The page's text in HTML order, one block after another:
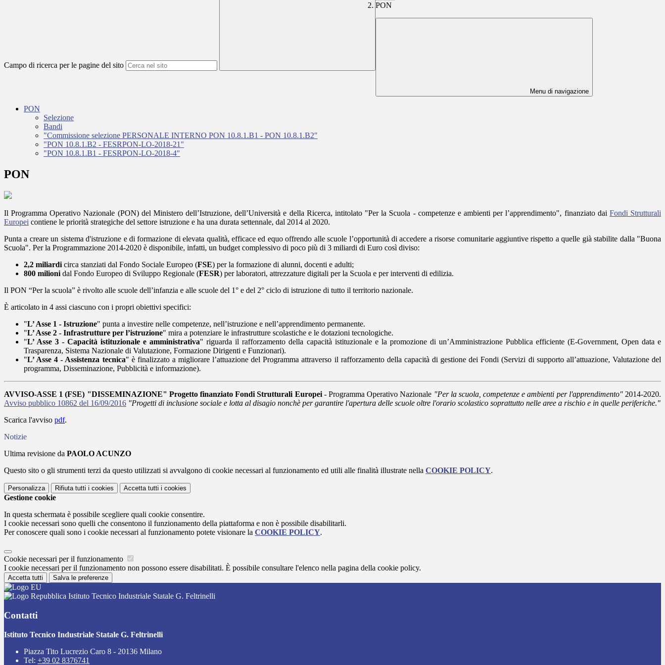
Campo di ricerca per le pagine del sito
PON
Menu di navigazione
PON
Selezione
Bandi
"Commissione selezione PERSONALE INTERNO PON 10.8.1.B1 - PON 10.8.1.B2"
"PON 10.8.1.B2 - FESRPON-LO-2018-21"
"PON 10.8.1.B1 - FESRPON-LO-2018-4"
PON
Il Programma Operativo Nazionale (PON) del Ministero dell’Istruzione, dell’Università e della Ricerca, intitolato "Per la Scuola - competenze e ambienti per l’apprendimento", finanziato dai Fondi Strutturali
Europei contiene le priorità strategiche del settore istruzione e ha una durata settennale, dal 2014 al 2020.
Punta a creare un sistema d'istruzione e di formazione di elevata qualità, efficace ed equo offrendo alle scuole l’opportunità di accedere a risorse comunitarie aggiuntive rispetto a quelle già stabilite dalla "Buona
Scuola". Per la Programmazione 2014-2020 è disponibile, infatti, un budget complessivo di poco più di 3 miliardi di Euro così diviso:
2,2 miliardi circa stanziati dal Fondo Sociale Europeo (FSE) per la formazione di alunni, docenti e adulti;
800 milioni dal Fondo Europeo di Sviluppo Regionale (FESR) per laboratori, attrezzature digitali per la Scuola e per interventi di edilizia.
Il PON “Per la scuola” è rivolto alle scuole dell’infanzia e alle scuole del 1° e del 2° ciclo di istruzione di tutto il territorio nazionale.
È articolato in 4 assi ciascuno con i propri obiettivi specifici:
"L’ Asse 1 - Istruzione" punta a investire nelle competenze, nell’istruzione e nell’apprendimento permanente.
"L’ Asse 2 - Infrastrutture per l’istruzione" mira a potenziare le infrastrutture scolastiche e le dotazioni tecnologiche.
"L’ Asse 3 - Capacità istituzionale e amministrativa" riguarda il rafforzamento della capacità istituzionale e la promozione di un’Amministrazione Pubblica efficiente (E-Government, Open data e
Trasparenza, Sistema Nazionale di Valutazione, Formazione Dirigenti e Funzionari).
"L’ Asse 4 - Assistenza tecnica" è finalizzato a migliorare l’attuazione del Programma attraverso il rafforzamento della capacità di gestione dei Fondi (Servizi di supporto all’attuazione, Valutazione del
programma, Disseminazione, Pubblicità e informazione).
AVVISO-ASSE 1 (FSE) "DISSEMINAZIONE" Progetto finanziato Fondi Strutturali Europei- Programma Operativo Nazionale "Per la scuola, competenze e ambienti per l'apprendimento"2014-2020.
Avviso pubblico 10862 del 16/09/2016 "Progetti di inclusione sociale e lotta al disagio nonchè per garantire l'apertura delle scuole oltre l'orario scolastico soprattutto nelle aree a rischio e in quelle periferiche."
Scarica l'avviso pdf.
Notizie
Ultima revisione da PAOLO ACUNZO
Questo sito o gli strumenti terzi da questo utilizzati si avvalgono di cookie necessari al funzionamento ed utili alle finalità illustrate nella COOKIE POLICY.
Personalizza Rifiuta tutti i cookies Accetta tutti i cookies
Gestione cookie
In questa schermata è possibile scegliere quali cookie consentire.
I cookie necessari sono quelli che consentono il funzionamento della piattaforma e non è possibile disabilitarli.
Per conoscere quali sono i cookie necessari al funzionamento potete visionare la COOKIE POLICY.
Cookie necessari per il funzionamento
I cookie necessari per il funzionamento non possono essere disabilitati. È possibile consultare l'elenco nella pagina della cookie policy.
Accetta tutti Salva le preferenze
Istituto Tecnico Industriale Statale G. Feltrinelli
Contatti
Istituto Tecnico Industriale Statale G. Feltrinelli
Piazza Tito Lucrezio Caro 8 - 20136 Milano
Tel: +39 02 8376741